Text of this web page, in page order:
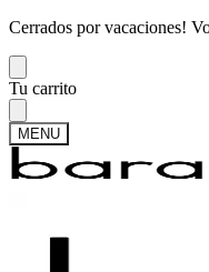
Cerrados por vacaciones!
Skip
to
navigation
Skip
to
content
Tu carrito
MENU
Mi cuenta